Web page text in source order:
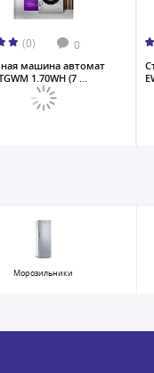
(0) 0
машина автомат
1.70WH (7 ...
Морозильники